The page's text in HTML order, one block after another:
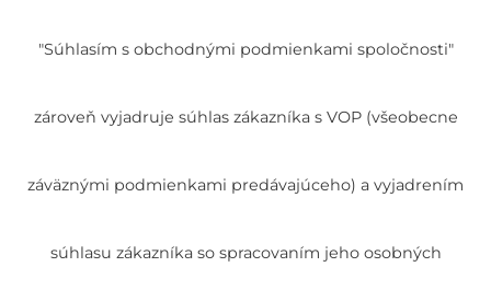
"Súhlasím s obchodnými podmienkami spoločnosti"
zároveň vyjadruje súhlas zákazníka s VOP (všeobecne
záväznými podmienkami predávajúceho) a vyjadrením
súhlasu zákazníka so spracovaním jeho osobných